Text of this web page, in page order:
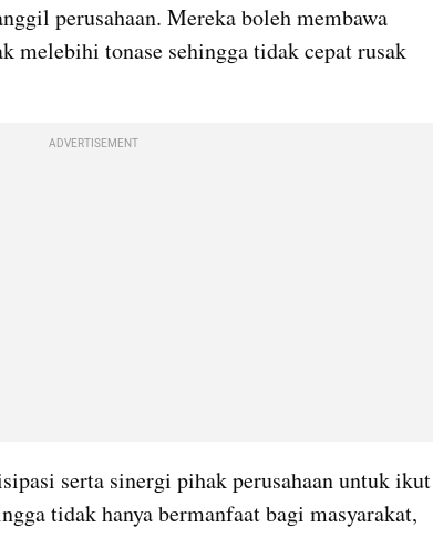
perusahaan. Mereka boleh membawa
melebihi tonase sehingga tidak cepat rusak
ADVERTISEMENT
serta sinergi pihak perusahaan untuk ikut
tidak hanya bermanfaat bagi masyarakat,